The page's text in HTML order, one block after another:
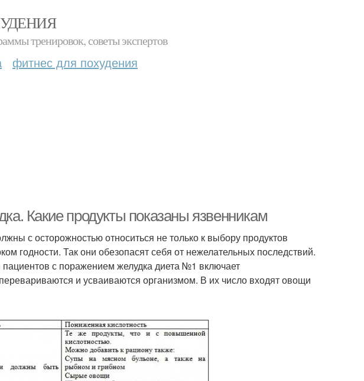
тренировок, советы экспертов
фитнес для похудения
Какие продукты показаны язвенникам
с осторожностью относиться не только к выбору продуктов
годности. Так они обезопасят себя от нежелательных последствий.
с поражением желудка диета №1 включает
и усваиваются организмом. В их число входят овощи